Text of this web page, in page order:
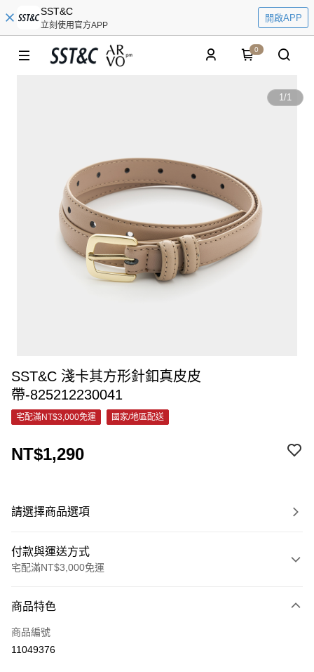
SST&C
立刻使用官方APP
開啟APP
0
1/1
SST&C 淺卡其方形針釦真皮皮
帶-825212230041
宅配滿NT$3,000免運 國家/地區配送
NT$1,290
請選擇商品選項
付款與運送方式
宅配滿NT$3,000免運
信用卡一次付款
信用卡分期付款
商品特色
商品編號
11049376